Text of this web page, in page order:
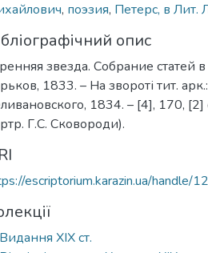
, поэзия, Петерс, в Лит.
опис
звезда. Собрание статей
1833. – На звороті тит.
1834. – [4], 170, [2]
Г.С. Сковороди).
escriptorium.karazin.ua/
ХІХ ст.